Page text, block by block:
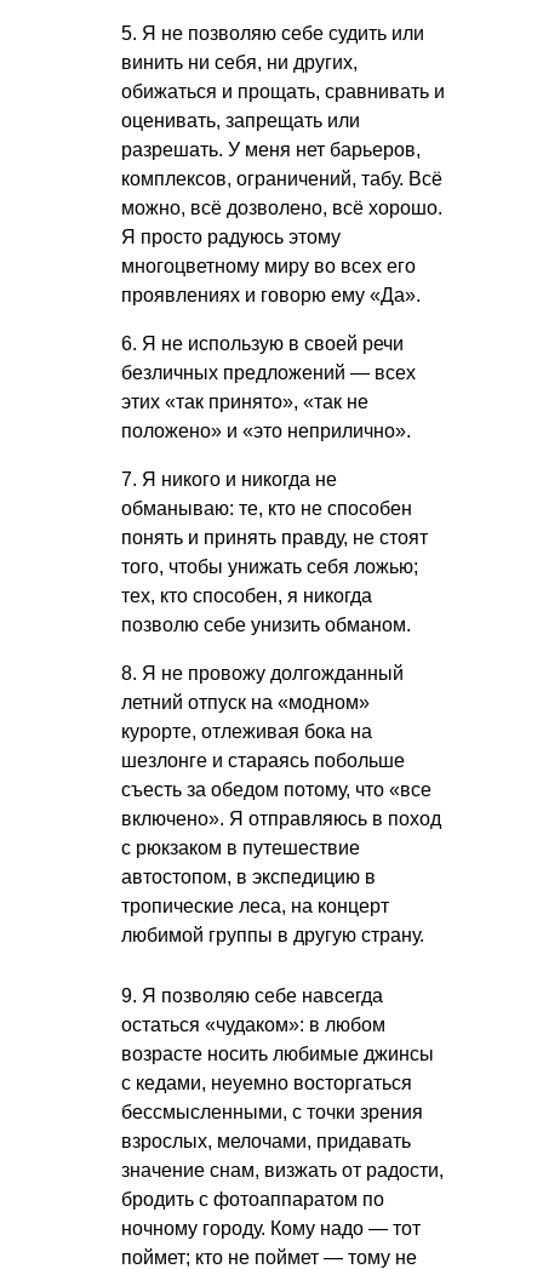
5. Я не позволяю себе судить или
винить ни себя, ни других,
обижаться и прощать, сравнивать и
оценивать, запрещать или
разрешать. У меня нет барьеров,
комплексов, ограничений, табу. Всё
можно, всё дозволено, всё хорошо.
Я просто радуюсь этому
многоцветному миру во всех его
проявлениях и говорю ему «Да».
6. Я не использую в своей речи
безличных предложений — всех
этих «так принято», «так не
положено» и «это неприлично».
7. Я никого и никогда не
обманываю: те, кто не способен
понять и принять правду, не стоят
того, чтобы унижать себя ложью;
тех, кто способен, я никогда
позволю себе унизить обманом.
8. Я не провожу долгожданный
летний отпуск на «модном»
курорте, отлеживая бока на
шезлонге и стараясь побольше
съесть за обедом потому, что «все
включено». Я отправляюсь в поход
с рюкзаком в путешествие
автостопом, в экспедицию в
тропические леса, на концерт
любимой группы в другую страну.
9. Я позволяю себе навсегда
остаться «чудаком»: в любом
возрасте носить любимые джинсы
с кедами, неуемно восторгаться
бессмысленными, с точки зрения
взрослых, мелочами, придавать
значение снам, визжать от радости,
бродить с фотоаппаратом по
ночному городу. Кому надо — тот
поймет; кто не поймет — тому не